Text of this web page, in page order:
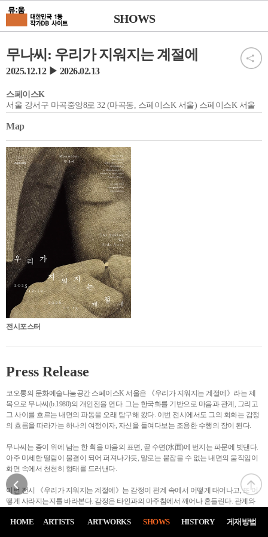
SHOWS
무나씨: 우리가 지워지는 계절에
2025.12.12 ▶ 2026.02.13
스페이스K
서울 강서구 마곡중앙8로 32 (마곡동, 스페이스K 서울) 스페이스K 서울
Map
전시포스터
Press Release
코오롱의 문화예술나눔공간 스페이스K 서울은 《우리가 지워지는 계절에》라는 제
목으로 무나씨(b.1980)의 개인전을 연다. 그는 한국화를 기반으로 마음과 관계, 그리고
그 사이를 흐르는 내면의 파동을 오래 탐구해 왔다. 이번 전시에서도 그의 회화는 감정
의 흐름을 따라가는 하나의 여정이자, 자신을 들여다보는 조용한 수행의 장이 된다.
무나씨는 종이 위에 남는 한 획을 마음의 표면, 곧 수면(水面)에 번지는 파문에 빗댄다.
아주 미세한 떨림이 물결이 되어 퍼져나가듯, 말로는 붙잡을 수 없는 내면의 움직임이
화면 속에서 천천히 형태를 드러낸다.
이번 전시 《우리가 지워지는 계절에》는 감정이 관계 속에서 어떻게 태어나고, 또 어
떻게 사라지는지를 바라본다. 감정은 타인과의 마주침에서 깨어나 흔들린다. 관계와
의 순간을 붙잡는다. 서로 마주하거나, 한 곳을 향해 시선을 나누거나, 맑은 물 위에 반
HOME ARTISTS ARTWORKS SHOWS HISTORY 게재방법